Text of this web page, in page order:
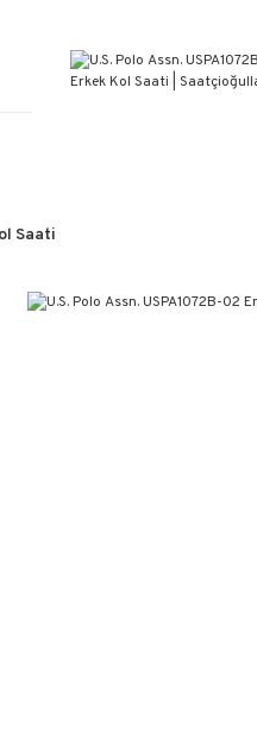
WEB SİTESİNE ÖZEL
KAÇIRILMAYACAK
Saati